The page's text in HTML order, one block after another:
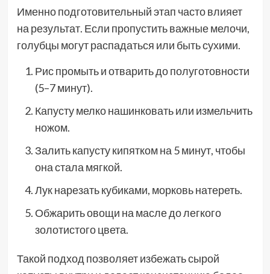
Именно подготовительный этап часто влияет
на результат. Если пропустить важные мелочи,
голубцы могут распадаться или быть сухими.
Рис промыть и отварить до полуготовности
(5–7 минут).
Капусту мелко нашинковать или измельчить
ножом.
Залить капусту кипятком на 5 минут, чтобы
она стала мягкой.
Лук нарезать кубиками, морковь натереть.
Обжарить овощи на масле до легкого
золотистого цвета.
Такой подход позволяет избежать сырой